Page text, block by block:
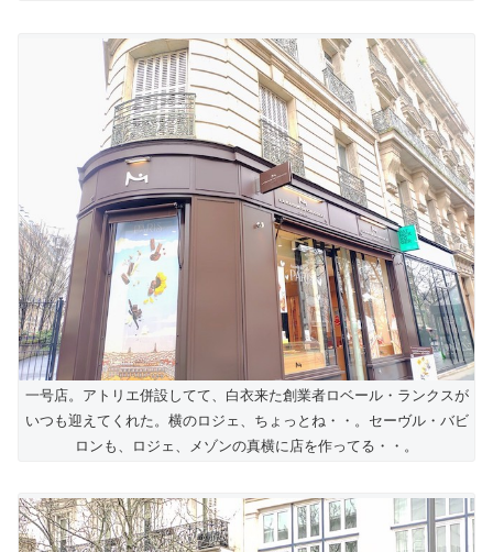
一号店。アトリエ併設してて、白衣来た創業者ロベール・ランクスが
いつも迎えてくれた。横のロジェ、ちょっとね・・。セーヴル・バビ
ロンも、ロジェ、メゾンの真横に店を作ってる・・。